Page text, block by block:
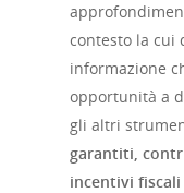
contesto la cui
informazione
opportunità a
gli altri
garantiti,
incentivi